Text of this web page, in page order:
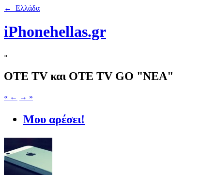
← Ελλάδα
iPhonehellas.gr
»
OΤΕ TV και OTE TV GO "ΝΕΑ"
« ← → »
Μου αρέσει!